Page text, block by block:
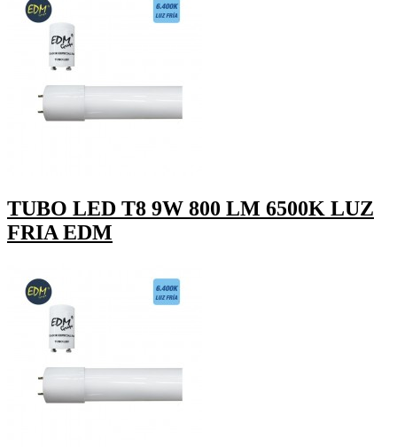
TUBO LED T8 9W 800 LM 6500K LUZ
FRIA EDM